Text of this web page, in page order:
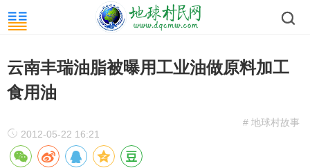
云南丰瑞油脂被曝用工业油做原料加工
食用油
# 地球村故事
2012-05-22 16:21